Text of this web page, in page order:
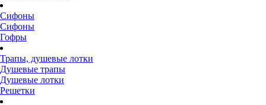
Сифоны
Сифоны
Гофры
Трапы, душевые лотки
Душевые трапы
Душевые лотки
Решетки